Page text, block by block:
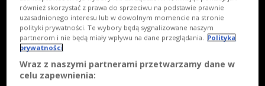
również skorzystać z prawa do sprzeciwu na podstawie prawnie
uzasadnionego interesu lub w dowolnym momencie na stronie
polityki prywatności. Te wybory będą sygnalizowane naszym
partnerom i nie będą miały wpływu na dane przeglądania. Polityka
prywatności
Wraz z naszymi partnerami przetwarzamy dane w
celu zapewnienia: